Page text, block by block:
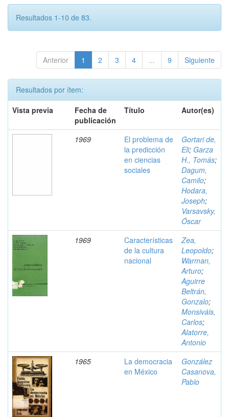
Resultados 1-10 de 83.
Anterior 1 2 3 4 ... 9 Siguiente
Resultados por ítem:
Vista previa
Fecha de
publicación
Título Autor(es)
1969
El problema de
la predicción
en ciencias
sociales
Gortari de,
Eli; Garza
H., Tomás;
Dagum,
Camilo;
Hodara,
Joseph;
Varsavsky,
Óscar
1969
Características
de la cultura
nacional
Zea,
Leopoldo;
Warman,
Arturo;
Aguirre
Beltrán,
Gonzalo;
Monsiváis,
Carlos;
Alatorre,
Antonio
1965
La democracia
en México
González
Casanova,
Pablo